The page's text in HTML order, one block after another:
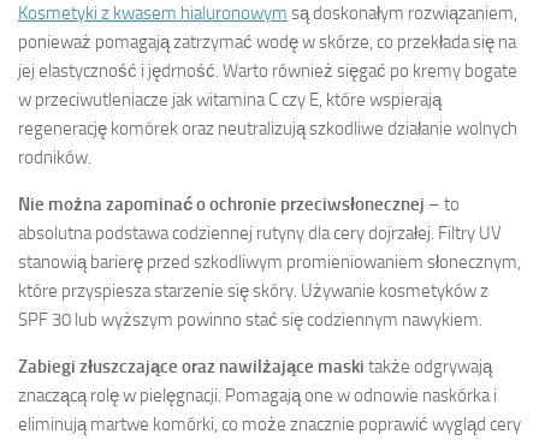
Kosmetyki z kwasem hialuronowym są doskonałym rozwiązaniem,
ponieważ pomagają zatrzymać wodę w skórze, co przekłada się na
jej elastyczność i jędrność. Warto również sięgać po kremy bogate
w przeciwutleniacze jak witamina C czy E, które wspierają
regenerację komórek oraz neutralizują szkodliwe działanie wolnych
rodników.
Nie można zapominać o ochronie przeciwsłonecznej – to
absolutna podstawa codziennej rutyny dla cery dojrzałej. Filtry UV
stanowią barierę przed szkodliwym promieniowaniem słonecznym,
które przyspiesza starzenie się skóry. Używanie kosmetyków z
SPF 30 lub wyższym powinno stać się codziennym nawykiem.
Zabiegi złuszczające oraz nawilżające maski także odgrywają
znaczącą rolę w pielęgnacji. Pomagają one w odnowie naskórka i
eliminują martwe komórki, co może znacznie poprawić wygląd cery